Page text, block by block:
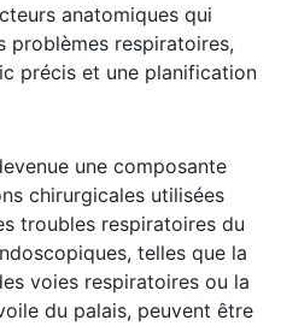
anatomiques qui
problèmes respiratoires,
précis et une planification
une composante
chirurgicales utilisées
troubles respiratoires du
telles que la
voies respiratoires ou la
du palais, peuvent être